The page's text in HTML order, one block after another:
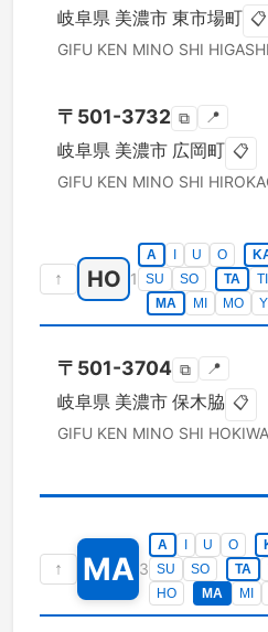
岐阜県 美濃市 東市場町 📋
GIFU KEN MINO SHI
〒 501-3732 ⧉ 📍
岐阜県 美濃市 広岡町 📋
GIFU KEN MINO SHI
↑ HO 1
A U O
SU
SO TA TI
MA
MI MO
〒 501-3704 ⧉ 📍
岐阜県 美濃市 保木脇 📋
GIFU KEN MINO SHI
↑ MA 3
A U O
SU
SO TA
HO
MA MI